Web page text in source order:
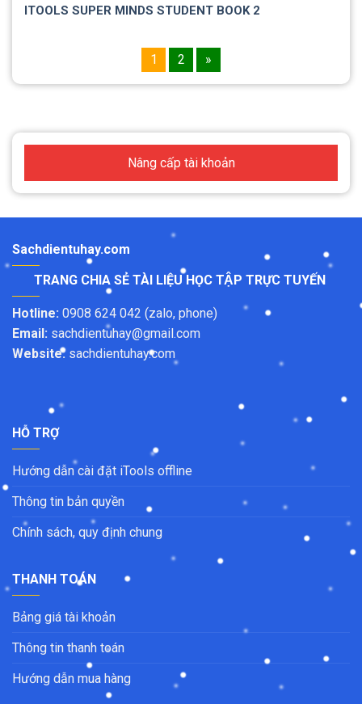
ITOOLS SUPER MINDS STUDENT BOOK 2
1 2 »
Nâng cấp tài khoản
Sachdientuhay.com
TRANG CHIA SẺ TÀI LIỆU HỌC TẬP TRỰC TUYẾN
Hotline: 0908 624 042 (zalo, phone)
Email: sachdientuhay@gmail.com
Website: sachdientuhay.com
HỖ TRỢ
Hướng dẫn cài đặt iTools offline
Thông tin bản quyền
Chính sách, quy định chung
THANH TOÁN
Bảng giá tài khoản
Thông tin thanh toán
Hướng dẫn mua hàng